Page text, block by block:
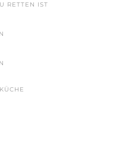
RETTEN IST